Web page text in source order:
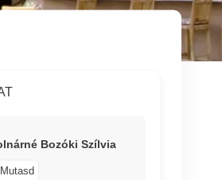
Bozóki Szílvia
Mutasd